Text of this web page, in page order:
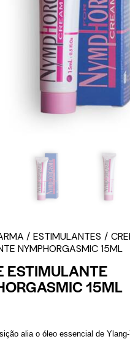
ESTIMULANTES
NYMPHORGASMIC 15ML
ESTIMULANTE
15ML
alia o óleo essencial de